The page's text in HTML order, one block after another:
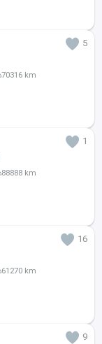
5
70316 km
1
88888 km
16
61270 km
9